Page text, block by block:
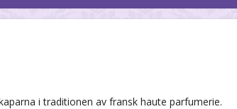
i traditionen av fransk haute parfumerie.